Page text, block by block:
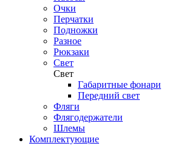
Очки
Перчатки
Подножки
Разное
Рюкзаки
Свет
Свет
Габаритные фонари
Передний свет
Фляги
Флягодержатели
Шлемы
Комплектующие